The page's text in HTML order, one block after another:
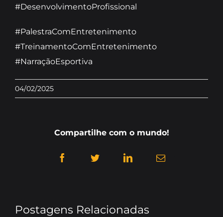
#DesenvolvimentoProfissional
#PalestraComEntretenimento
#TreinamentoComEntretenimento
#NarraçãoEsportiva
04/02/2025
Compartilhe com o mundo!
FacebookTwitter LinkedInE-
Postagens Relacionadas